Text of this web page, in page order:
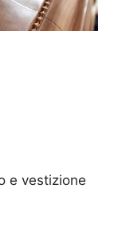
e vestizione